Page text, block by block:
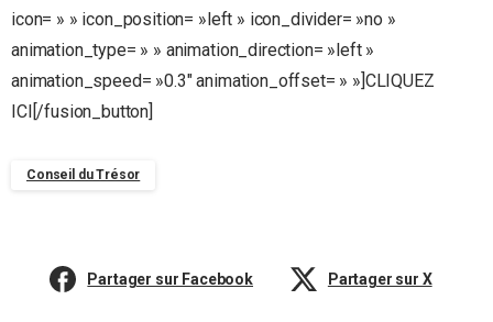
icon= » » icon_position= »left » icon_divider= »no »
animation_type= » » animation_direction= »left »
animation_speed= »0.3″ animation_offset= » »]CLIQUEZ
ICI[/fusion_button]
Conseil du Trésor
Partager sur Facebook Partager sur X